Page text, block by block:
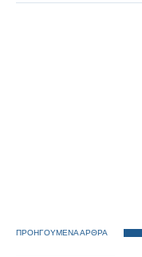
ΠΡΟΗΓΟΥΜΕΝΑ ΑΡΘΡΑ